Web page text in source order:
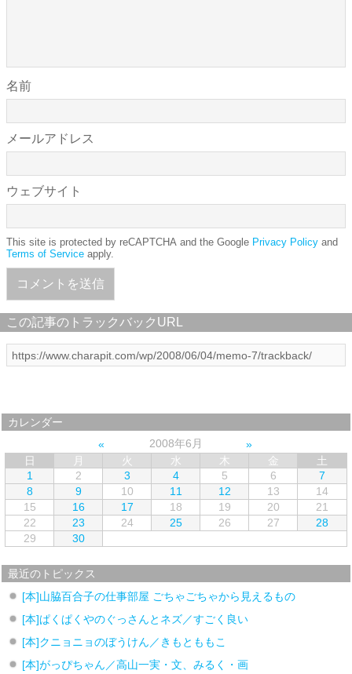
名前
メールアドレス
ウェブサイト
This site is protected by reCAPTCHA and the Google Privacy Policy and
Terms of Service apply.
この記事のトラックバックURL
カレンダー
2008年6月
日
月 火 水 木 金
土
1
2 3 4 5 6
7
8
9 10 11 12 13
14
15
16 17 18 19 20
21
22
23 24 25 26 27
28
29
30
最近のトピックス
[本]山脇百合子の仕事部屋 ごちゃごちゃから見えるもの
[本]ぱくぱくやのぐっさんとネズ／すごく良い
[本]クニョニョのぼうけん／きもとももこ
[本]がっぴちゃん／高山一実・文、みるく・画